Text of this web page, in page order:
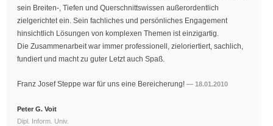
sein Breiten-, Tiefen und Querschnittswissen außerordentlich
zielgerichtet ein. Sein fachliches und persönliches Engagement
hinsichtlich Lösungen von komplexen Themen ist einzigartig.
Die Zusammenarbeit war immer professionell, zieloriertiert, sachlich,
fundiert und macht zu guter Letzt auch Spaß.
Franz Josef Steppe war für uns eine Bereicherung! 18.01.2010
Peter G. Voit
Dipl. Inform. Univ.